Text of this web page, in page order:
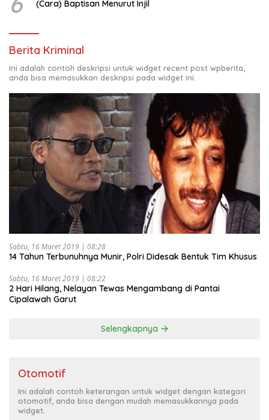
(Cara) Baptisan Menurut Injil
Berita Kriminal
Ini adalah contoh deskripsi untuk widget recent post wpberita,
anda bisa memasukkan deskripsi pada widget ini.
Sabtu, 16 Maret 2019 | 08:28
14 Tahun Terbunuhnya Munir, Polri Didesak Bentuk Tim Khusus
Sabtu, 16 Maret 2019 | 08:22
2 Hari Hilang, Nelayan Tewas Mengambang di Pantai
Cipalawah Garut
Selengkapnya
Otomotif
Ini adalah contoh keterangan untuk widget dengan kategori
otomotif, anda bisa dengan mudah memasukkannya pada
widget.